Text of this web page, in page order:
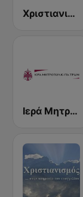
Χριστιανισμός (Christianity Radio)
Ιερά Μητρόπολις Πατρών (I-M Patron)